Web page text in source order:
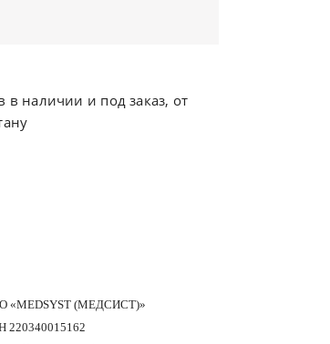
в наличии и под заказ, от
«MEDSYST (МЕДСИСТ)»
220340015162